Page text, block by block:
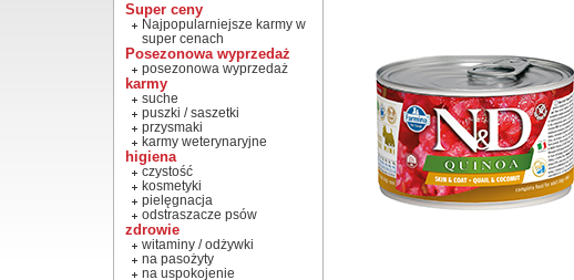
Super ceny
Najpopularniejsze karmy w
super cenach
Posezonowa wyprzedaż
posezonowa wyprzedaż
karmy
suche
puszki / saszetki
przysmaki
karmy weterynaryjne
higiena
czystość
kosmetyki
pielęgnacja
odstraszacze psów
zdrowie
witaminy / odżywki
na pasożyty
na uspokojenie